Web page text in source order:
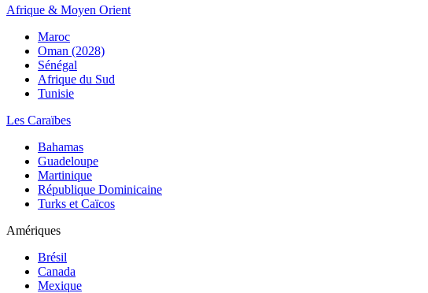
Afrique & Moyen Orient
Maroc
Oman (2028)
Sénégal
Afrique du Sud
Tunisie
Les Caraïbes
Bahamas
Guadeloupe
Martinique
République Dominicaine
Turks et Caïcos
Amériques
Brésil
Canada
Mexique